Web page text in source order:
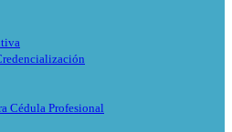
Cédula Profesional